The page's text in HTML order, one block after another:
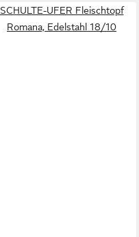
SCHULTE-UFER Fleischtopf
Romana, Edelstahl 18/10